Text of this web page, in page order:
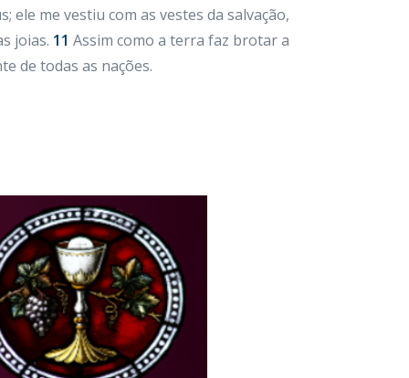
ele me vestiu com as vestes da salvação,
joias. 11 Assim como a terra faz brotar a
de todas as nações.